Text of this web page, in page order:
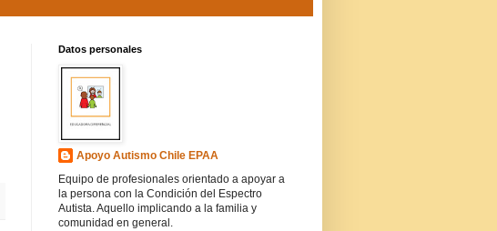
Datos personales
Apoyo Autismo Chile EPAA
Equipo de profesionales orientado a apoyar a
la persona con la Condición del Espectro
Autista. Aquello implicando a la familia y
comunidad en general.